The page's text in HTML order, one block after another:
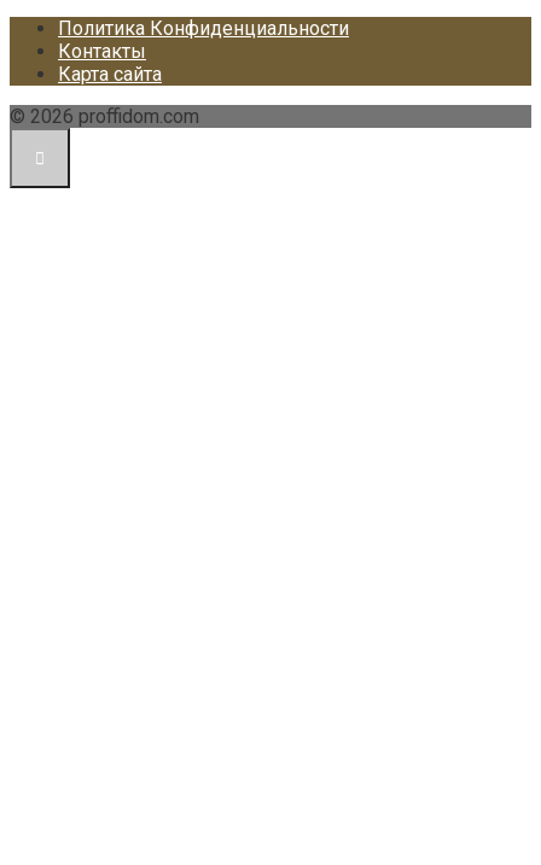
Политика Конфиденциальности
Контакты
Карта сайта
© 2026 proffidom.com